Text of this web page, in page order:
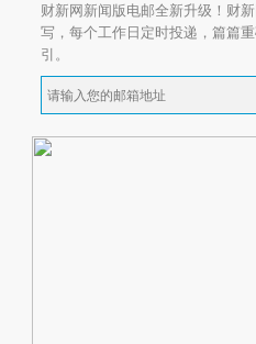
财新网新闻版电邮全新升级！财
写，每个工作日定时投递，篇篇
引。